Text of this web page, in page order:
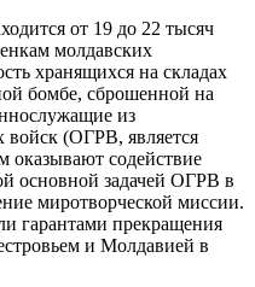
от 19 до 22 тысяч
молдавских
хранящихся на складах
бомбе, сброшенной на
из
(ОГРВ, является
оказывают содействие
основной задачей ОГРВ в
миротворческой миссии.
гарантами прекращения
и Молдавией в